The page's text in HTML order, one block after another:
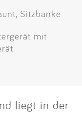
Sitzbänke
mit
liegt in der